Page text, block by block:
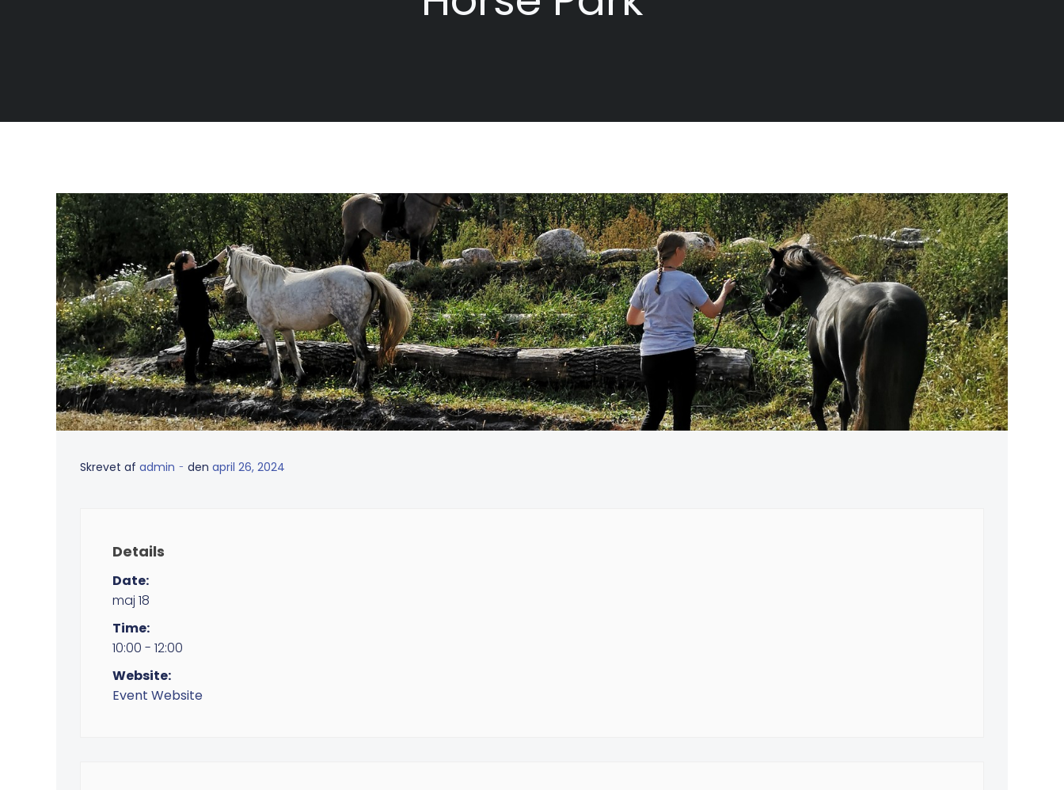
Skrevet af admin - den april 26, 2024
Details
Date:
maj 18
Time:
10:00 - 12:00
Website:
Event Website